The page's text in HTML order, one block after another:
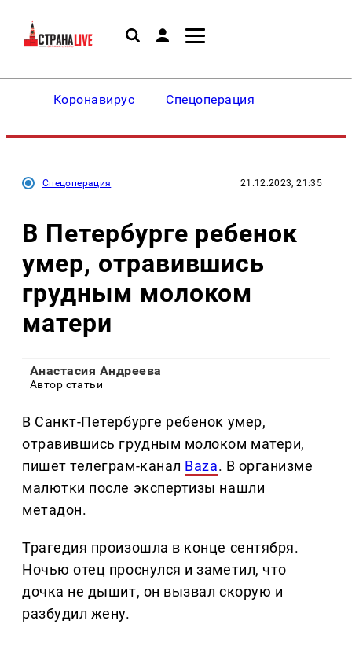
Коронавирус Спецоперация
Спецоперация 21.12.2023, 21:35
В Петербурге ребенок
умер, отравившись
грудным молоком
матери
Анастасия Андреева
Автор статьи
В Санкт-Петербурге ребенок умер,
отравившись грудным молоком матери,
пишет телеграм-канал Baza. В организме
малютки после экспертизы нашли
метадон.
Трагедия произошла в конце сентября.
Ночью отец проснулся и заметил, что
дочка не дышит, он вызвал скорую и
разбудил жену.